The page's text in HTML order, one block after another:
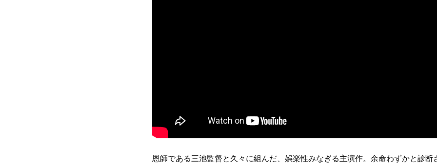
恩師である三池監督と久々に組んだ、娯楽性みなぎる主演作。余命わずかと診断